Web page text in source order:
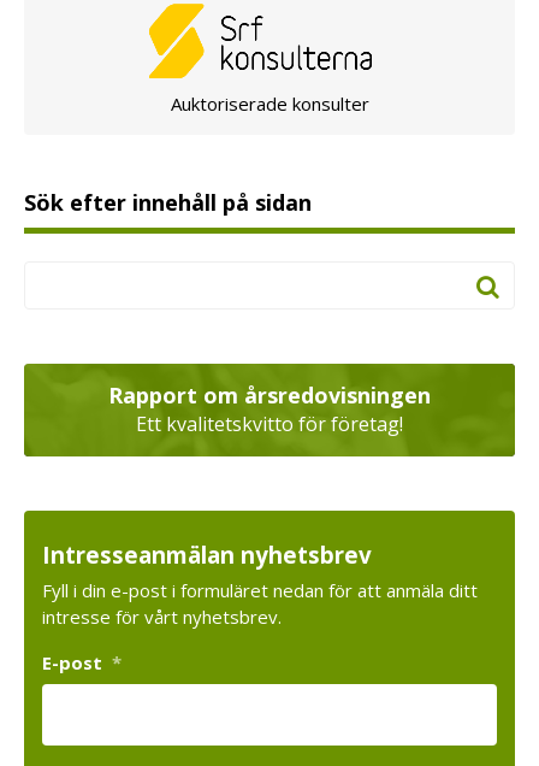
Auktoriserade konsulter
Sök efter innehåll på sidan
Rapport om årsredovisningen
Ett kvalitetskvitto för företag!
Intresseanmälan nyhetsbrev
Fyll i din e-post i formuläret nedan för att anmäla ditt
intresse för vårt nyhetsbrev.
E-post *